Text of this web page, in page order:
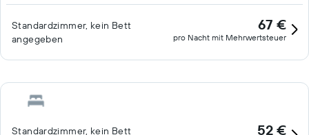
Standardzimmer, kein Bett
angegeben
67 €
pro Nacht mit Mehrwertsteuer
Standardzimmer, kein Bett
52 €